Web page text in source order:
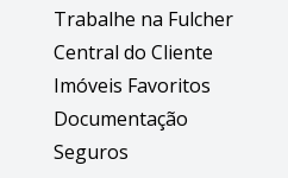
Trabalhe na Fulcher
Central do Cliente
Imóveis Favoritos
Documentação
Seguros